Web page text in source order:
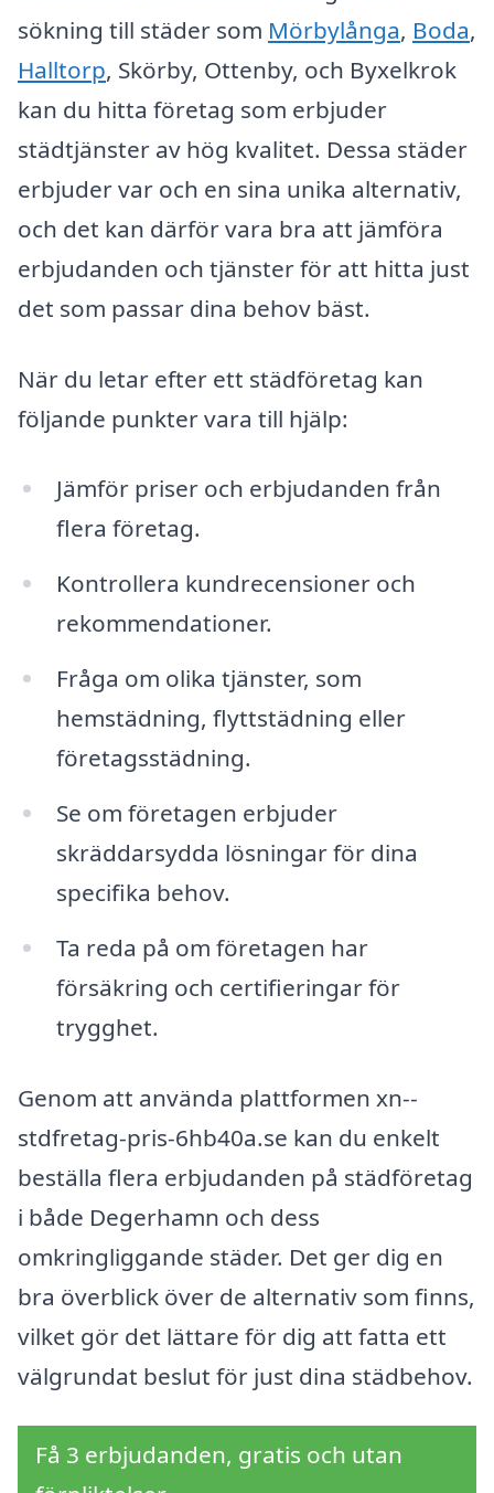
sökning till städer som Mörbylånga, Boda,
Halltorp, Skörby, Ottenby, och Byxelkrok
kan du hitta företag som erbjuder
städtjänster av hög kvalitet. Dessa städer
erbjuder var och en sina unika alternativ,
och det kan därför vara bra att jämföra
erbjudanden och tjänster för att hitta just
det som passar dina behov bäst.
När du letar efter ett städföretag kan
följande punkter vara till hjälp:
Jämför priser och erbjudanden från
flera företag.
Kontrollera kundrecensioner och
rekommendationer.
Fråga om olika tjänster, som
hemstädning, flyttstädning eller
företagsstädning.
Se om företagen erbjuder
skräddarsydda lösningar för dina
specifika behov.
Ta reda på om företagen har
försäkring och certifieringar för
trygghet.
Genom att använda plattformen xn--
stdfretag-pris-6hb40a.se kan du enkelt
beställa flera erbjudanden på städföretag
i både Degerhamn och dess
omkringliggande städer. Det ger dig en
bra överblick över de alternativ som finns,
vilket gör det lättare för dig att fatta ett
välgrundat beslut för just dina städbehov.
Få 3 erbjudanden, gratis och utan